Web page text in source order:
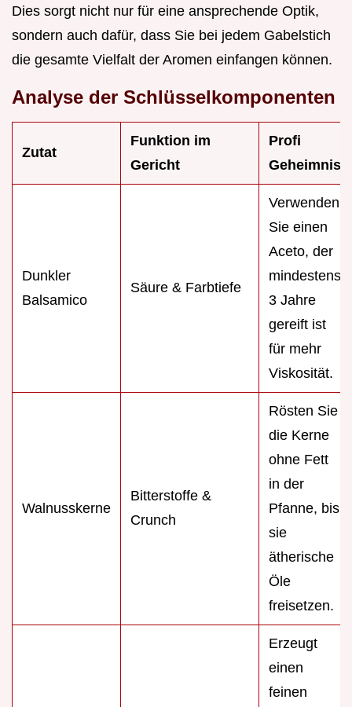
Dies sorgt nicht nur für eine ansprechende Optik,
sondern auch dafür, dass Sie bei jedem Gabelstich
die gesamte Vielfalt der Aromen einfangen können.
Analyse der Schlüsselkomponenten
Zutat
Funktion im
Gericht
Profi
Geheimnis
Dunkler
Balsamico
Säure & Farbtiefe
Verwenden
Sie einen
Aceto, der
mindestens
3 Jahre
gereift ist
für mehr
Viskosität.
Walnusskerne
Bitterstoffe &
Crunch
Rösten Sie
die Kerne
ohne Fett
in der
Pfanne, bis
sie
ätherische
Öle
freisetzen.
Erzeugt
einen
feinen